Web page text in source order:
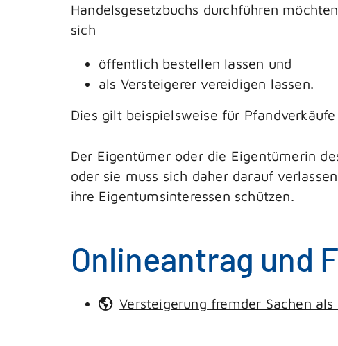
Handelsgesetzbuchs durchführen
sich
öffentlich bestellen lassen und
als Versteigerer vereidigen lassen.
Dies gilt beispielsweise für
Der Eigentümer oder die Eigentümerin
oder sie muss sich daher darauf
ihre Eigentumsinteressen schützen.
Onlineantrag und
Versteigerung fremder Sachen